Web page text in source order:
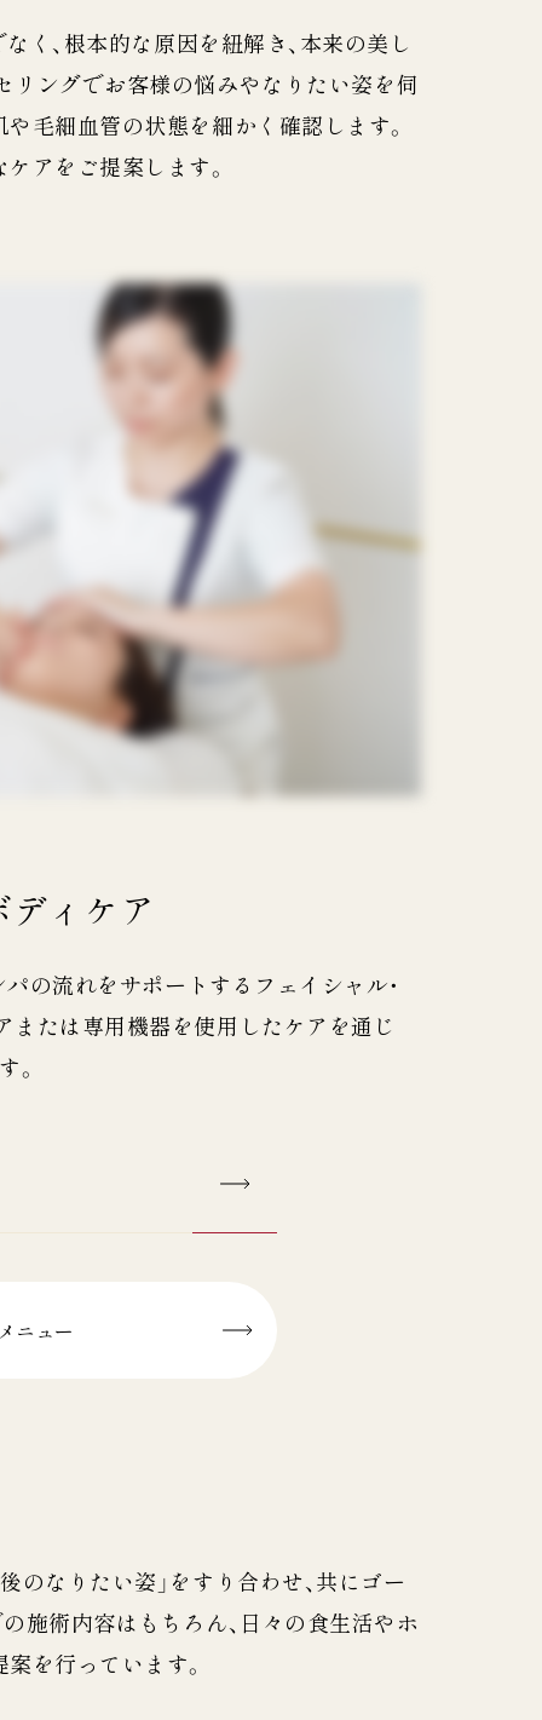
く、根本的な原因を紐解き、本来の美し
リングでお客様の悩みやなりたい姿を伺
毛細血管の状態を細かく確認します。
アをご提案します。
ディケア
の流れをサポートするフェイシャル・
たは専用機器を使用したケアを通じ
。
ニュー
のなりたい姿」をすり合わせ、共にゴー
施術内容はもちろん、日々の食生活やホ
を行っています。